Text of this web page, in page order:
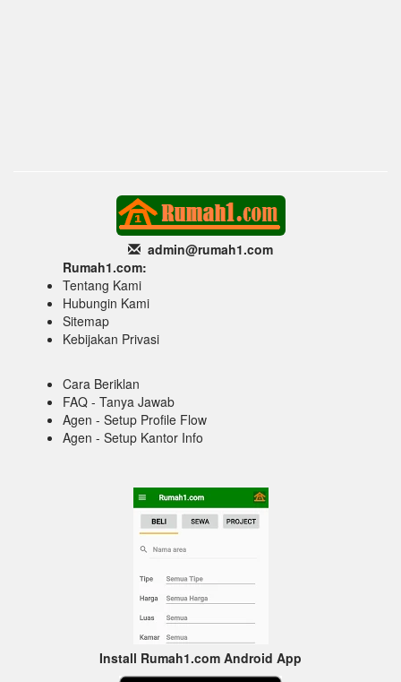
admin@rumah1.com
Rumah1.com:
Tentang Kami
Hubungin Kami
Sitemap
Kebijakan Privasi
Cara Beriklan
FAQ - Tanya Jawab
Agen - Setup Profile Flow
Agen - Setup Kantor Info
Install Rumah1.com Android App